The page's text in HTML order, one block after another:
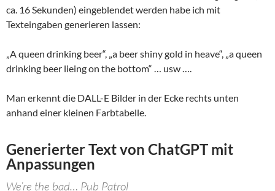
ca. 16 Sekunden) eingeblendet werden habe ich mit
Texteingaben generieren lassen:
„A queen drinking beer“, „a beer shiny gold in heave“, „a queen
drinking beer lieing on the bottom“ … usw ….
Man erkennt die DALL-E Bilder in der Ecke rechts unten
anhand einer kleinen Farbtabelle.
Generierter Text von ChatGPT mit
Anpassungen
We’re the bad… Pub Patrol